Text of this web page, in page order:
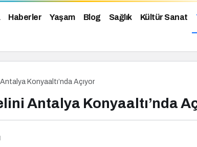
Haberler Yaşam Blog Sağlık Kültür Sanat
Konyaaltı’nda Açıyor
Antalya Konyaaltı’nda